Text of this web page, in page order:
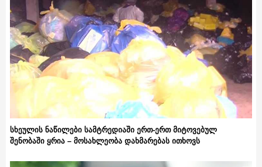
სხეულის ნაწილები სამტრედიაში ერთ-ერთ მიტოვებულ
შენობაში ყრია – მოსახლეობა დახმარებას ითხოვს